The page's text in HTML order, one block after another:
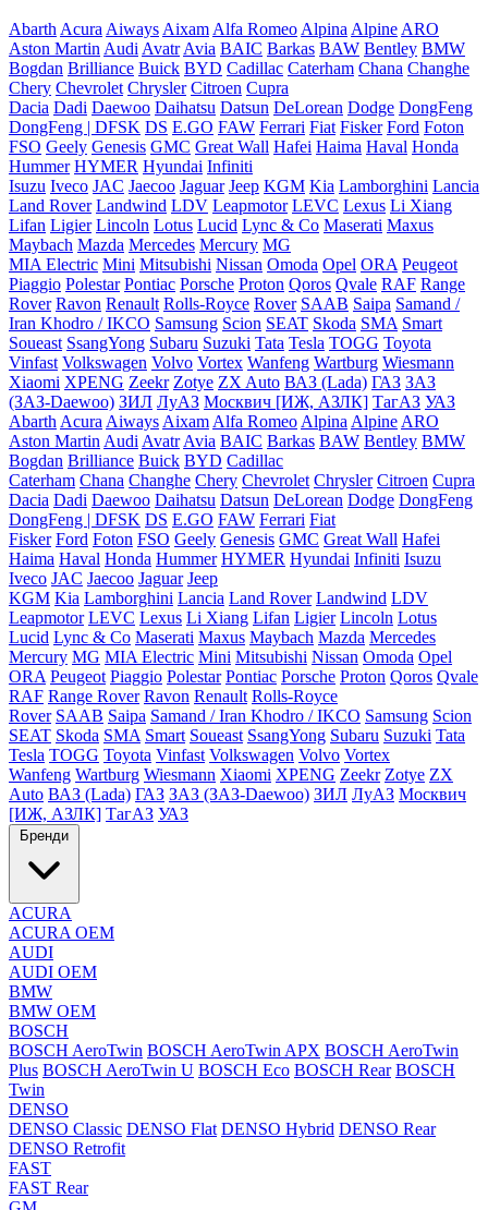
Abarth Acura Aiways Aixam Alfa Romeo Alpina Alpine ARO
Aston Martin Audi Avatr Avia BAIC Barkas BAW Bentley BMW
Bogdan Brilliance Buick BYD Cadillac Caterham Chana Changhe
Chery Chevrolet Chrysler Citroen Cupra
Dacia Dadi Daewoo Daihatsu Datsun DeLorean Dodge DongFeng
DongFeng | DFSK DS E.GO FAW Ferrari Fiat Fisker Ford Foton
FSO Geely Genesis GMC Great Wall Hafei Haima Haval Honda
Hummer HYMER Hyundai Infiniti
Isuzu Iveco JAC Jaecoo Jaguar Jeep KGM Kia Lamborghini Lancia
Land Rover Landwind LDV Leapmotor LEVC Lexus Li Xiang
Lifan Ligier Lincoln Lotus Lucid Lync & Co Maserati Maxus
Maybach Mazda Mercedes Mercury MG
MIA Electric Mini Mitsubishi Nissan Omoda Opel ORA Peugeot
Piaggio Polestar Pontiac Porsche Proton Qoros Qvale RAF Range
Rover Ravon Renault Rolls-Royce Rover SAAB Saipa Samand /
Iran Khodro / IKCO Samsung Scion SEAT Skoda SMA Smart
Soueast SsangYong Subaru Suzuki Tata Tesla TOGG Toyota
Vinfast Volkswagen Volvo Vortex Wanfeng Wartburg Wiesmann
Xiaomi XPENG Zeekr Zotye ZX Auto ВАЗ (Lada) ГАЗ ЗАЗ
(ЗАЗ-Daewoo) ЗИЛ ЛуАЗ Москвич [ИЖ, АЗЛК] ТагАЗ УАЗ
Abarth Acura Aiways Aixam Alfa Romeo Alpina Alpine ARO
Aston Martin Audi Avatr Avia BAIC Barkas BAW Bentley BMW
Bogdan Brilliance Buick BYD Cadillac
Caterham Chana Changhe Chery Chevrolet Chrysler Citroen Cupra
Dacia Dadi Daewoo Daihatsu Datsun DeLorean Dodge DongFeng
DongFeng | DFSK DS E.GO FAW Ferrari Fiat
Fisker Ford Foton FSO Geely Genesis GMC Great Wall Hafei
Haima Haval Honda Hummer HYMER Hyundai Infiniti Isuzu
Iveco JAC Jaecoo Jaguar Jeep
KGM Kia Lamborghini Lancia Land Rover Landwind LDV
Leapmotor LEVC Lexus Li Xiang Lifan Ligier Lincoln Lotus
Lucid Lync & Co Maserati Maxus Maybach Mazda Mercedes
Mercury MG MIA Electric Mini Mitsubishi Nissan Omoda Opel
ORA Peugeot Piaggio Polestar Pontiac Porsche Proton Qoros Qvale
RAF Range Rover Ravon Renault Rolls-Royce
Rover SAAB Saipa Samand / Iran Khodro / IKCO Samsung Scion
SEAT Skoda SMA Smart Soueast SsangYong Subaru Suzuki Tata
Tesla TOGG Toyota Vinfast Volkswagen Volvo Vortex
Wanfeng Wartburg Wiesmann Xiaomi XPENG Zeekr Zotye ZX
Auto ВАЗ (Lada) ГАЗ ЗАЗ (ЗАЗ-Daewoo) ЗИЛ ЛуАЗ Москвич
[ИЖ, АЗЛК] ТагАЗ УАЗ
Бренди
ACURA
ACURA OEM
AUDI
AUDI OEM
BMW
BMW OEM
BOSCH
BOSCH AeroTwin BOSCH AeroTwin APX BOSCH AeroTwin
Plus BOSCH AeroTwin U BOSCH Eco BOSCH Rear BOSCH
Twin
DENSO
DENSO Classic DENSO Flat DENSO Hybrid DENSO Rear
DENSO Retrofit
FAST
FAST Rear